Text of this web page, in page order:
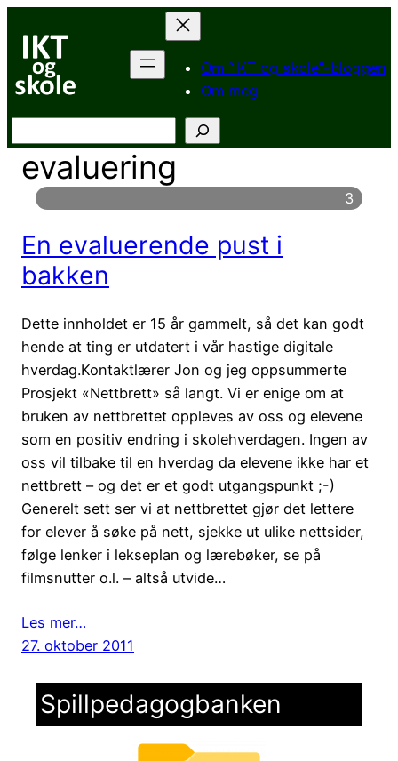
innhold
Om “IKT og skole”-bloggen
Om meg
evaluering
3
En evaluerende pust i
bakken
Dette innholdet er 15 år gammelt, så det kan godt
hende at ting er utdatert i vår hastige digitale
hverdag.Kontaktlærer Jon og jeg oppsummerte
Prosjekt «Nettbrett» så langt. Vi er enige om at
bruken av nettbrettet oppleves av oss og elevene
som en positiv endring i skolehverdagen. Ingen av
oss vil tilbake til en hverdag da elevene ikke har et
nettbrett – og det er et godt utgangspunkt ;-)
Generelt sett ser vi at nettbrettet gjør det lettere
for elever å søke på nett, sjekke ut ulike nettsider,
følge lenker i lekseplan og lærebøker, se på
filmsnutter o.l. – altså utvide…
Les mer…
27. oktober 2011
Spillpedagogbanken